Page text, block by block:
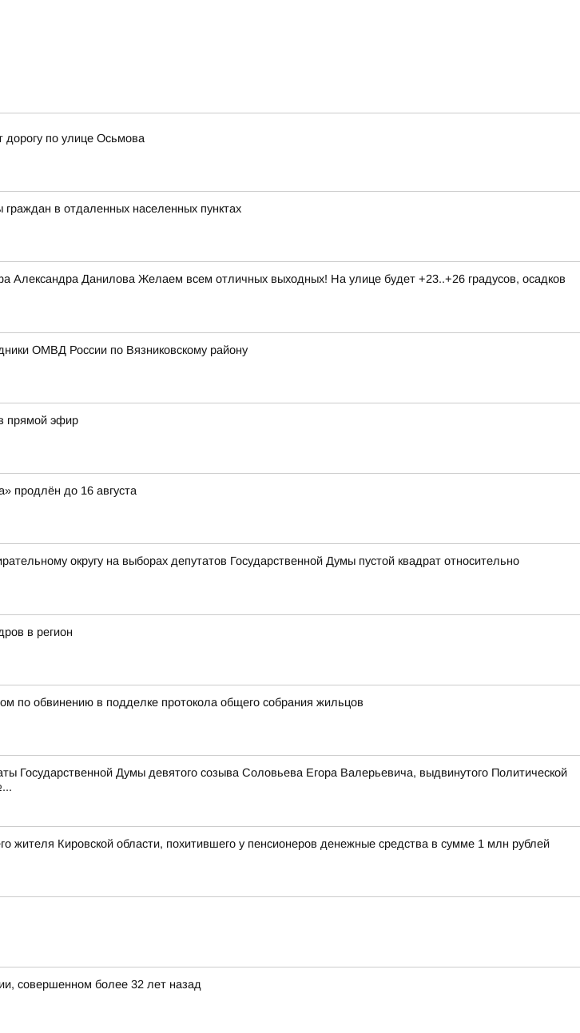
по улице Осьмова
в отдаленных населенных пунктах
Александра Данилова Желаем всем отличных выходных! На улице будет +23..+26 градусов, осадков
ОМВД России по Вязниковскому району
прямой эфир
продлён до 16 августа
округу на выборах депутатов Государственной Думы пустой квадрат относительно
в регион
по обвинению в подделке протокола общего собрания жильцов
Государственной Думы девятого созыва Соловьева Егора Валерьевича, выдвинутого Политической
жителя Кировской области, похитившего у пенсионеров денежные средства в сумме 1 млн рублей
совершенном более 32 лет назад